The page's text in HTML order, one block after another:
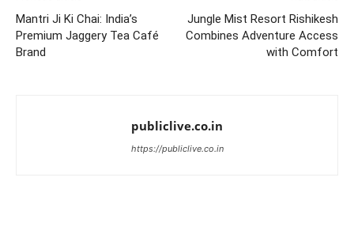
Mantri Ji Ki Chai: India’s
Premium Jaggery Tea Café
Brand
Jungle Mist Resort Rishikesh
Combines Adventure Access
with Comfort
publiclive.co.in
https://publiclive.co.in